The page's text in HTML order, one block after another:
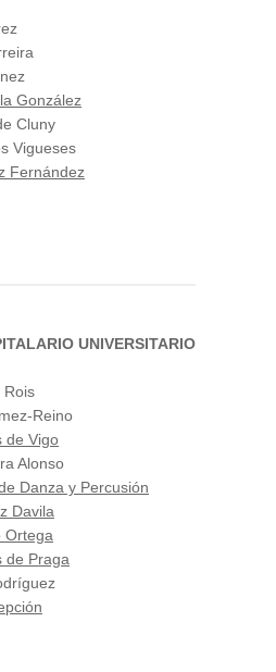
González
Cluny
Vigueses
Fernández
UNIVERSITARIO
Rois
Reino
de Vigo
Alonso
Danza y Percusión
Davila
Ortega
de Praga